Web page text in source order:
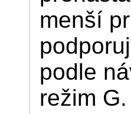
menší
podle
režim G.